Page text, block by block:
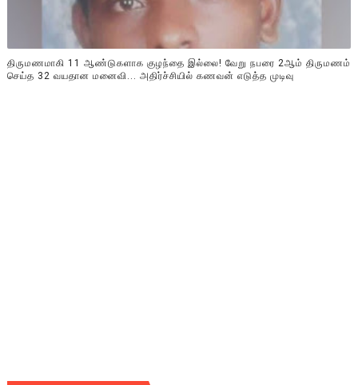
திருமணமாகி 11 ஆண்டுகளாக குழந்தை இல்லை! வேறு நபரை 2ஆம் திருமணம்
செய்த 32 வயதான மனைவி... அதிர்ச்சியில் கணவன் எடுத்த முடிவு